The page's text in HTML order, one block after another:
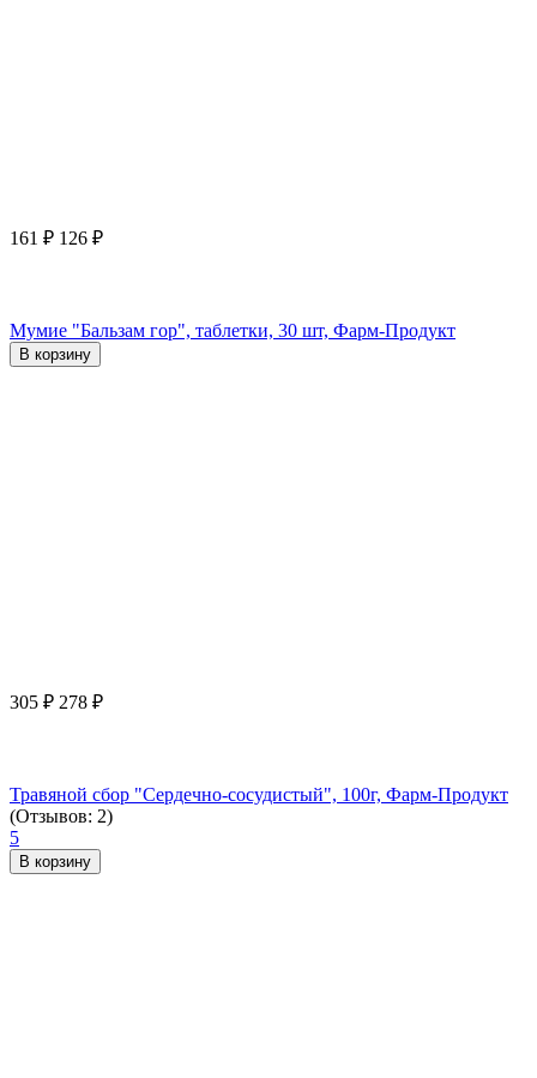
161 ₽ 126 ₽
Мумие "Бальзам гор", таблетки, 30 шт, Фарм-Продукт
В корзину
305 ₽ 278 ₽
Травяной сбор "Сердечно-сосудистый", 100г, Фарм-Продукт
(Отзывов: 2)
5
В корзину